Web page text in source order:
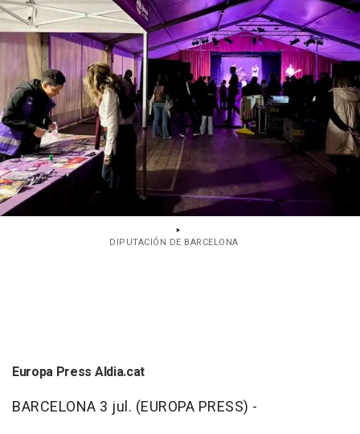
DIPUTACIÓN DE BARCELONA
Europa Press Aldia.cat
BARCELONA 3 jul. (EUROPA PRESS) -